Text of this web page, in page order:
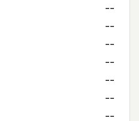
--
--
--
--
--
--
--